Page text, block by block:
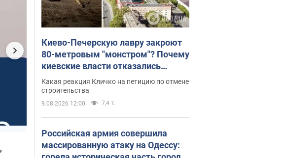
,
Киево-Печерскую лавру закроют
80-метровым "монстром"? Почему
киевские власти отказались
остановить строительство
небоскреба "московского
верующего"
Какая реакция Кличко на петицию по отмене
строительства
9.08.2026 12:00 7,4 т.
Российская армия совершила
массированную атаку на Одессу: